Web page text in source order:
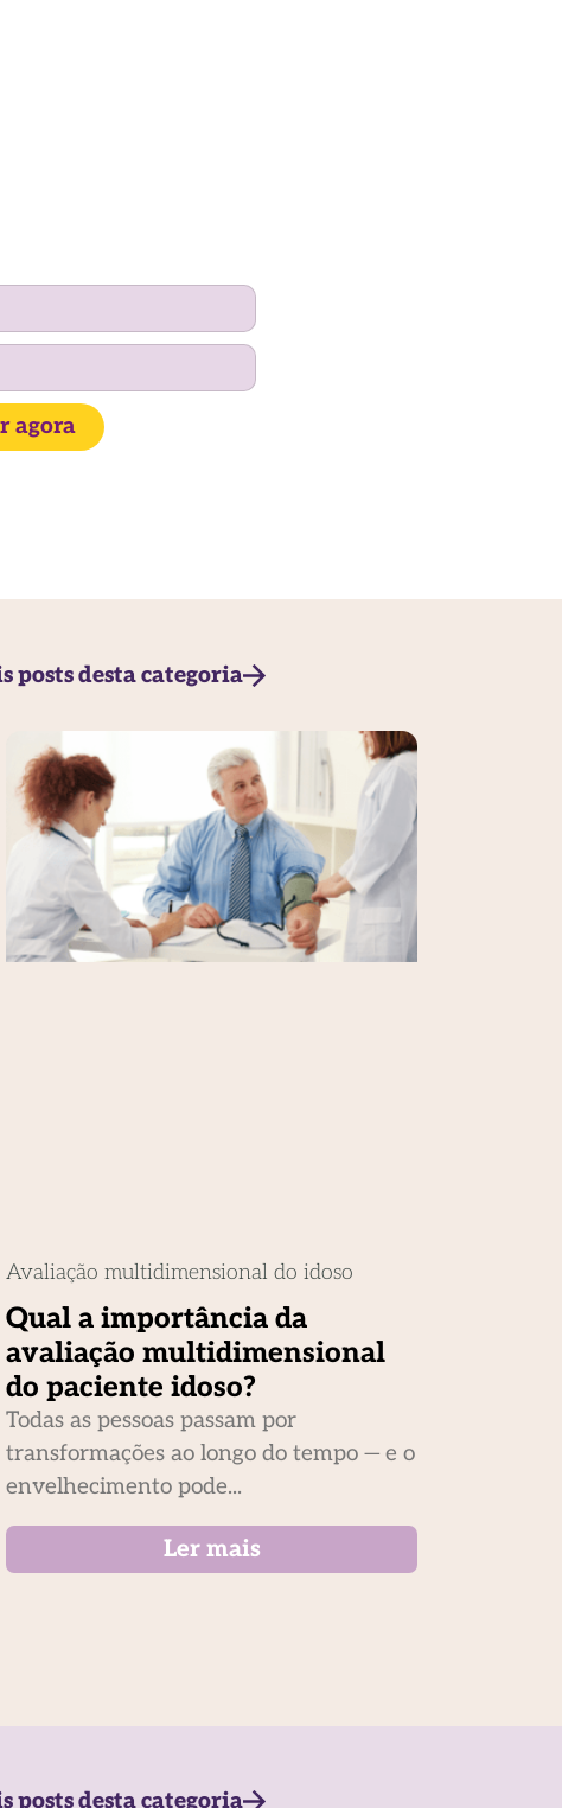
agora
posts desta categoria
Avaliação multidimensional do idoso
Qual a importância da
avaliação multidimensional
do paciente idoso?
Todas as pessoas passam por
transformações ao longo do tempo — e o
envelhecimento pode...
Ler mais
posts desta categoria